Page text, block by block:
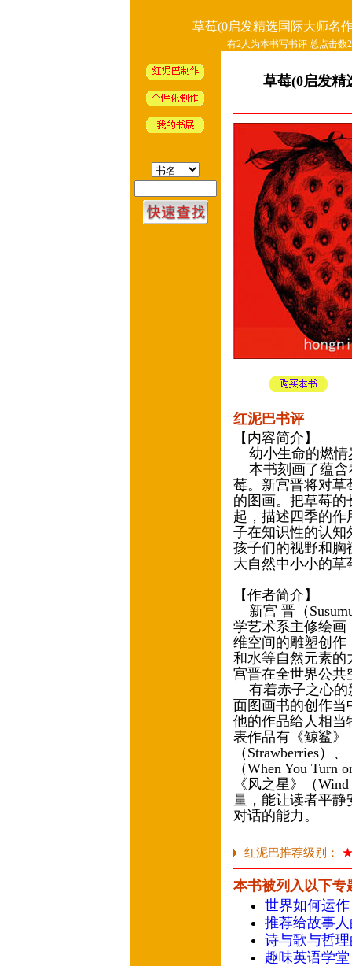
草莓(0启发精选国际大师名
有2人为本书写书评 总点击数
草莓(0启发精
红泥巴书评
【内容简介】
幼小生命的燃情
本书刻画了蕴含
莓。新宫晋将对草
的图画。把草莓
起，描述四季的
子在知识性的认知
孩子们的视野和胸
大自然中小小的
【作者简介】
新宫 晋（
学艺术系主修绘画
维空间的雕塑创作
和水等自然元素的
宫晋在全世界公
有着赤子之心的
面图画书的创作
他的作品给人相当
表作品有《鲸鲨》
（Strawberries）
（When You Turn
《风之星》（
量，能让读者平静
对话的能力。
红泥巴推荐级别：
本书被列入以下专
世界如何运
推荐给故事
诗与歌与哲
趣味英语学堂